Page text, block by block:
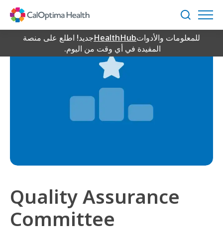
Content
بحث
جديد! اطلع على منصةHealthHubللمعلومات والأدوات
المفيدة في أي وقت من اليوم.
Quality Assurance
Committee